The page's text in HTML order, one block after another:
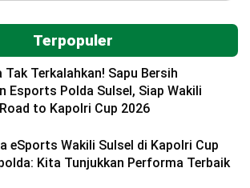
Terpopuler
Tak Terkalahkan! Sapu Bersih
Esports Polda Sulsel, Siap Wakili
to Kapolri Cup 2026
eSports Wakili Sulsel di Kapolri Cup
Kita Tunjukkan Performa Terbaik